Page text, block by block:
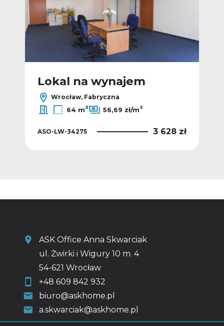
Lokal na wynajem
Wrocław, Fabryczna
64 m2 56,69 zł/m2
ASO-LW-34275 3 628 zł
ASK Office Anna Skwarciak
ul. Żwirki i Wigury 10 m. 4
54-621 Wrocław
+48 609 842 932
biuro@askhome.pl
a.skwarciak@askhome.pl